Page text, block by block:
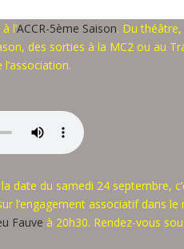
l’ACCR-5ème Saison. Du
des sorties à la MC2 ou au
date du samedi 24 septembre,
l’engagement associatif dans
Fauve à 20h30. Rendez-vous